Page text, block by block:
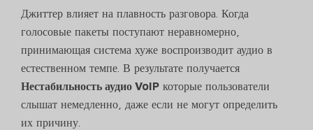
Джиттер влияет на плавность разговора. Когда
голосовые пакеты поступают неравномерно,
принимающая система хуже воспроизводит аудио в
естественном темпе. В результате получается
Нестабильность аудио VoIP которые пользователи
слышат немедленно, даже если не могут определить
их причину.